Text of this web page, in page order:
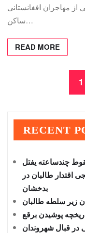
مهاجران افغانستانی
ساکن…
READ MORE
1
RECENT
چندساعته یفتل
اقتدار طالبان در
بدخشان
زیر سلطه طالبان
پوشیدن برقع
قبال شهروندان